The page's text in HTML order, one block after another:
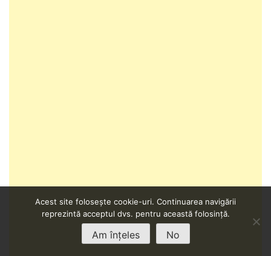
Acest site folosește cookie-uri. Continuarea navigării
reprezintă acceptul dvs. pentru această folosință.
Am înțeles No